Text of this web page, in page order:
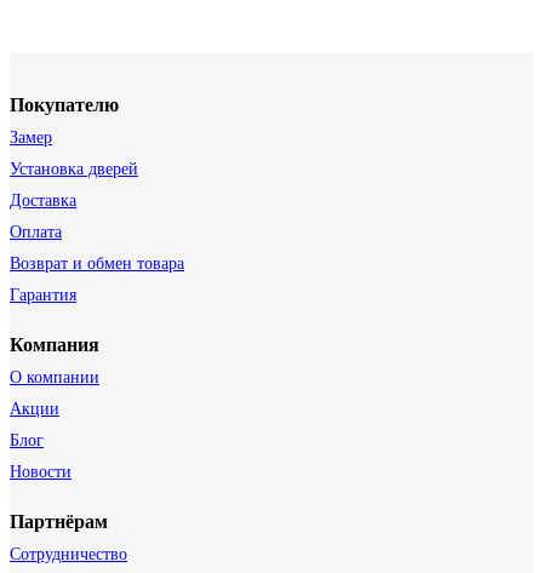
Покупателю
Замер
Установка дверей
Доставка
Оплата
Возврат и обмен товара
Гарантия
Компания
О компании
Акции
Блог
Новости
Партнёрам
Сотрудничество